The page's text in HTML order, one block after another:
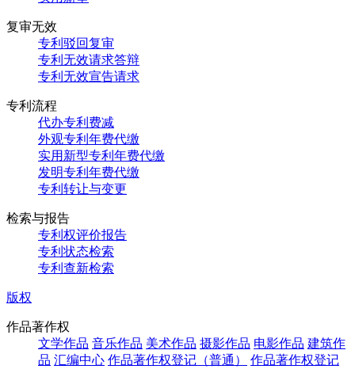
复审无效
专利驳回复审
专利无效请求答辩
专利无效宣告请求
专利流程
代办专利费减
外观专利年费代缴
实用新型专利年费代缴
发明专利年费代缴
专利转让与变更
检索与报告
专利权评价报告
专利状态检索
专利查新检索
版权
作品著作权
文学作品 音乐作品 美术作品 摄影作品 电影作品 建筑作
品 汇编中心 作品著作权登记（普通）
作品著作权登记